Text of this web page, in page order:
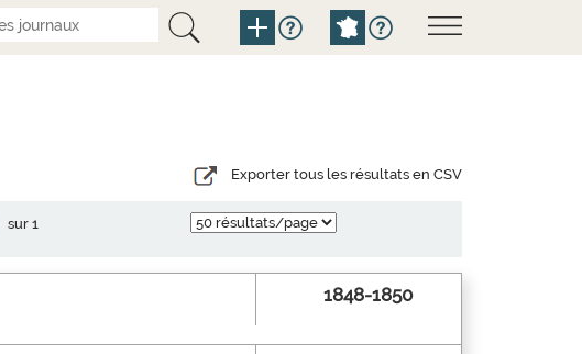
Exporter tous les résultats en CSV
sur 1
1848-1850